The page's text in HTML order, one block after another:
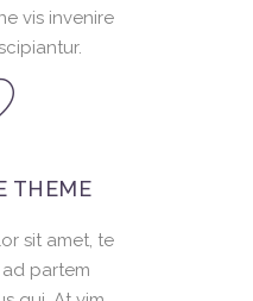
vis invenire
THEME
sit amet, te
partem